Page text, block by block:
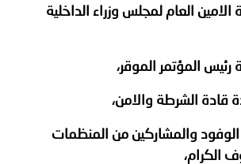
العام لمجلس وزراء الداخلية
المؤتمر الموقر،
قادة الشرطة والامن،
والمشاركين من المنظمات
الكرام،